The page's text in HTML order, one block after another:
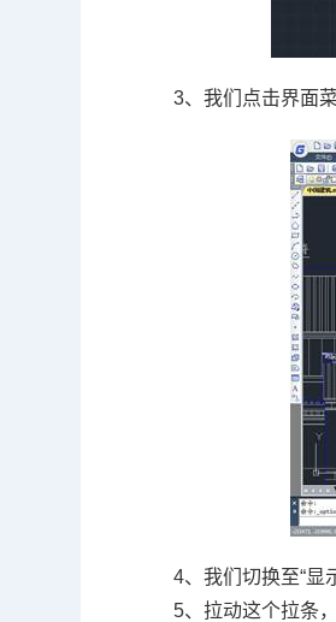
3、我们点击界面
4、我们切换至“显
5、拉动这个拉条